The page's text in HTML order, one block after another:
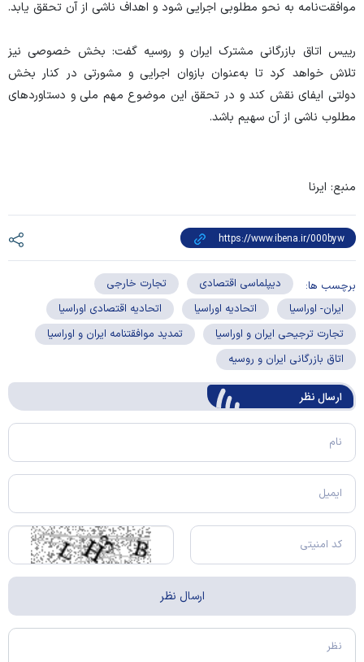
موافقت‌نامه به نحو مطلوبی اجرایی شود و اهداف ناشی از آن تحقق یابد.
رییس اتاق بازرگانی مشترک ایران و روسیه گفت: بخش خصوصی نیز
تلاش خواهد کرد تا به‌عنوان بازوان اجرایی و مشورتی در کنار بخش
دولتی ایفای نقش کند و در تحقق این موضوع مهم ملی و دستاورد‌های
مطلوب ناشی از آن سهیم باشد.
منبع: ایرنا
برچسب ها: دیپلماسی اقتصادی
تجارت خارجی
ایران- اوراسیا
اتحادیه اوراسیا
اتحادیه اقتصادی اوراسیا
تجارت ترجیحی ایران و اوراسیا
تمدید موافقتنامه ایران و اوراسیا
اتاق بازرگانی ایران و روسیه
ارسال‌ نظر